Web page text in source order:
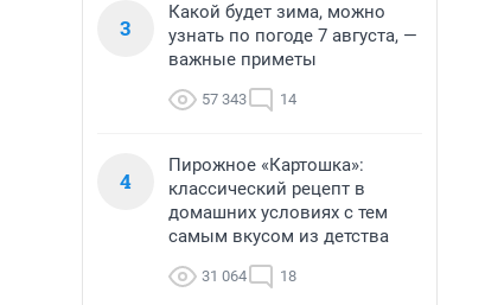
3
Какой будет зима, можно
узнать по погоде 7 августа, —
важные приметы
57 343 14
4
Пирожное «Картошка»:
классический рецепт в
домашних условиях с тем
самым вкусом из детства
31 064 18